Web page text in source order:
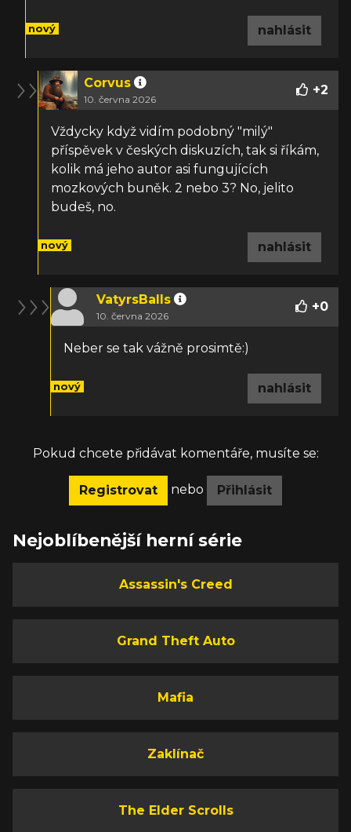
nový nahlásit
Corvus
10. června 2026
+2
Vždycky když vidím podobný "milý"
příspěvek v českých diskuzích, tak si říkám,
kolik má jeho autor asi fungujících
mozkových buněk. 2 nebo 3? No, jelito
budeš, no.
nový nahlásit
VatyrsBalls
10. června 2026
+0
Neber se tak vážně prosimtě:)
nový nahlásit
Pokud chcete přidávat komentáře, musíte se:
Registrovat nebo Přihlásit
Nejoblíbenější herní série
Assassin's Creed
Grand Theft Auto
Mafia
Zaklínač
The Elder Scrolls